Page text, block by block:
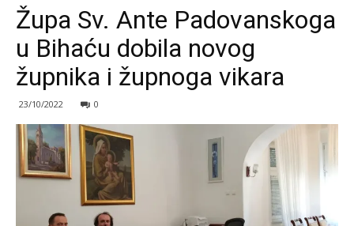
Župa Sv. Ante Padovanskoga
u Bihaću dobila novog
župnika i župnoga vikara
23/10/2022 0